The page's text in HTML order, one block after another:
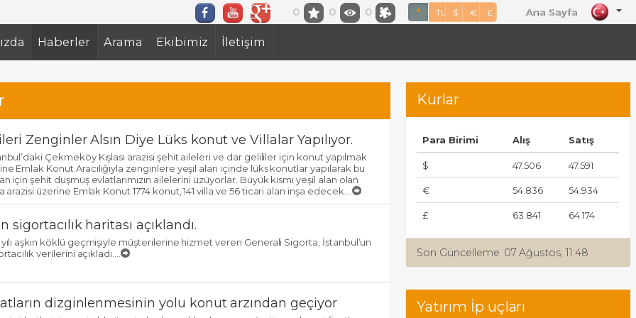
0 0 0 * TL $ € £ Ana Sayfa
Haberler Arama Ekibimiz İletişim
Zenginler Alsın Diye Lüks konut ve Villalar Yapılıyor.
Çekmeköy Kışlası arazisi şehit aileleri ve dar gelililer için konut yapılmak
Emlak Konut Aracılığıyla zenginlere yeşil alan içinde lüks konutlar yapılarak bu
için şehit düşmüş evlatlarımızın ailelerini üzüyorlar. Büyük kısmı yeşil alan olan
arazisi üzerine Emlak Konut 1774 konut, 141 villa ve 56 ticari alan inşa edecek....
sigortacılık haritası açıklandı.
yılı aşkın köklü geçmişiyle müşterilerine hizmet veren Generali Sigorta, İstanbul’un
verilerini açıkladı....
dizginlenmesinin yolu konut arzından geçiyor
Kurlar
Para Birimi Alış Satış
$ 47.506 47.591
€ 54.836 54.934
£ 63.841 64.174
Son Güncelleme 07 Ağustos, 11:48
Yatırım İp uçları